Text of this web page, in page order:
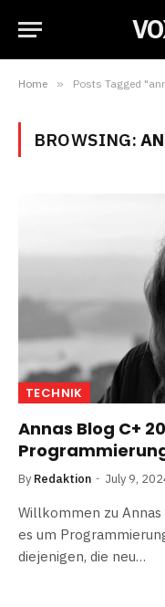
Home » Posts Tagged
BROWSING:
TECHNIK
Annas Blog C+
By Redaktion July 9,
Willkommen zu
es um
diejenigen, die neu…